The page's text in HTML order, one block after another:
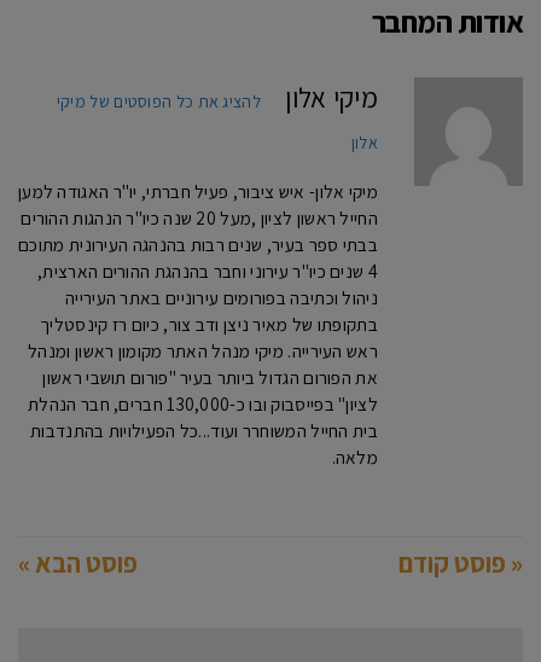
אודות המחבר
מיקי אלון
להציג את כל הפוסטים של מיקי
אלון
מיקי אלון- איש ציבור, פעיל חברתי, יו"ר האגודה למען
החייל ראשון לציון ,מעל 20 שנה כיו"ר הנהגות ההורים
בבתי ספר בעיר, שנים רבות בהנהגה העירונית מתוכם
4 שנים כיו"ר עירוני וחבר בהנהגת ההורים הארצית,
ניהול וכתיבה בפורומים עירוניים באתר העירייה
בתקופתו של מאיר ניצן ודב צור, כיום רז קינסטליך
ראש העירייה. מיקי מנהל האתר מקומון ראשון ומנהל
את הפורום הגדול ביותר בעיר "פורום תושבי ראשון
לציון" בפייסבוק ובו כ-130,000 חברים, חבר הנהלת
בית החייל המשוחרר ועוד...כל הפעילויות בהתנדבות
מלאה.
« פוסט קודם פוסט הבא »